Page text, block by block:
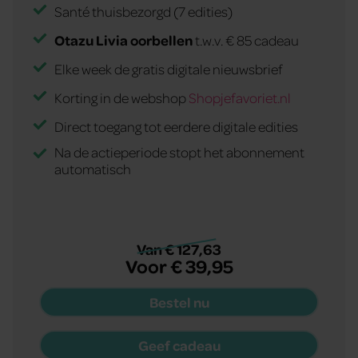
Santé thuisbezorgd (7 edities)
Otazu Livia oorbellent.w.v. € 85 cadeau
Elke week de gratis digitale nieuwsbrief
Korting in de webshopShopjefavoriet.nl
Direct toegang tot eerdere digitale edities
Na de actieperiode stopt het abonnement
automatisch
Van € 127,63
Voor € 39,95
Bestel nu
Geef cadeau